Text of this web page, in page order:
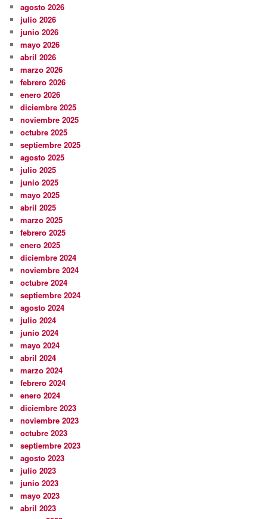
agosto 2026
julio 2026
junio 2026
mayo 2026
abril 2026
marzo 2026
febrero 2026
enero 2026
diciembre 2025
noviembre 2025
octubre 2025
septiembre 2025
agosto 2025
julio 2025
junio 2025
mayo 2025
abril 2025
marzo 2025
febrero 2025
enero 2025
diciembre 2024
noviembre 2024
octubre 2024
septiembre 2024
agosto 2024
julio 2024
junio 2024
mayo 2024
abril 2024
marzo 2024
febrero 2024
enero 2024
diciembre 2023
noviembre 2023
octubre 2023
septiembre 2023
agosto 2023
julio 2023
junio 2023
mayo 2023
abril 2023